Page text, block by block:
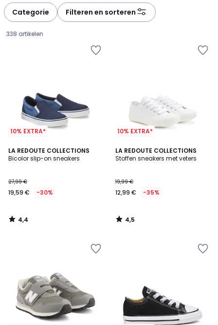
Categorie Filteren en sorteren
338 artikelen
10% EXTRA*
LA REDOUTE COLLECTIONS
Bicolor slip-on sneakers
€
In
van
27,99
27,99 €
19,59 € -30%
4,4
/ 5
4,4
/
10% EXTRA*
LA REDOUTE COLLECTIONS
Stoffen sneakers met veters
19,99 €
12,99 € -35%
4,5
/ 5
4,5
/